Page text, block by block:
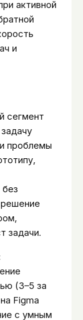
активной
и
сегмент
проблемы
задачи.
(3–5 за
Figma
с умным